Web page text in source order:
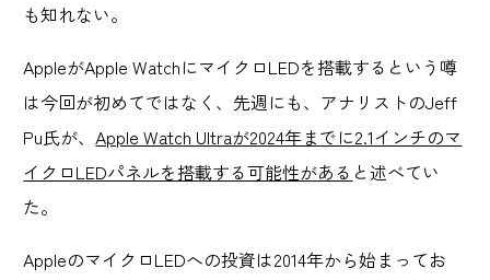
も知れない。
AppleがApple WatchにマイクロLEDを搭載するという噂
は今回が初めてではなく、先週にも、アナリストのJeff
Pu氏が、Apple Watch Ultraが2024年までに2.1インチのマ
イクロLEDパネルを搭載する可能性がある と述べてい
た。
AppleのマイクロLEDへの投資は2014年から始まってお